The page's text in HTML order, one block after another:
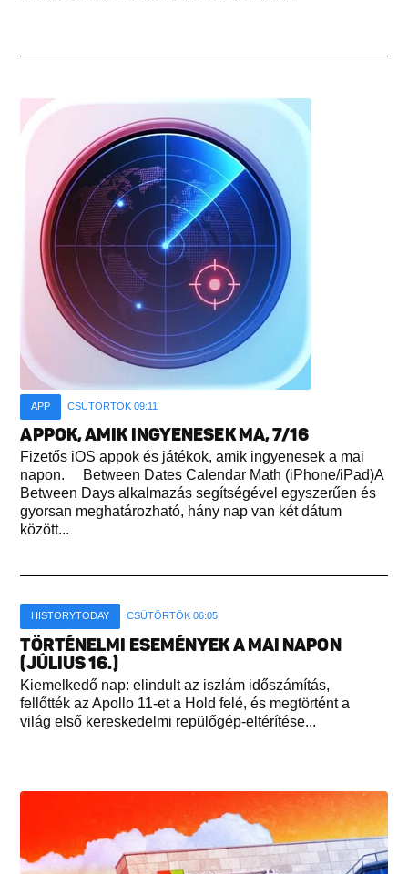
APP CSÜTÖRTÖK 09:11
APPOK, AMIK INGYENESEK MA, 7/16
Fizetős iOS appok és játékok, amik ingyenesek a mai
napon. Between Dates Calendar Math (iPhone/iPad)A
Between Days alkalmazás segítségével egyszerűen és
gyorsan meghatározható, hány nap van két dátum
között...
HISTORYTODAY CSÜTÖRTÖK 06:05
TÖRTÉNELMI ESEMÉNYEK A MAI NAPON
(JÚLIUS 16.)
Kiemelkedő nap: elindult az iszlám időszámítás,
fellőtték az Apollo 11-et a Hold felé, és megtörtént a
világ első kereskedelmi repülőgép-eltérítése...